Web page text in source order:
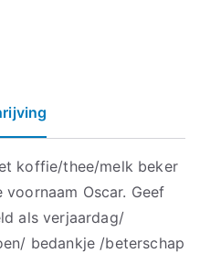
koffie/thee/melk beker
Oscar. Geef
als verjaardag/
bedankje /beterschap